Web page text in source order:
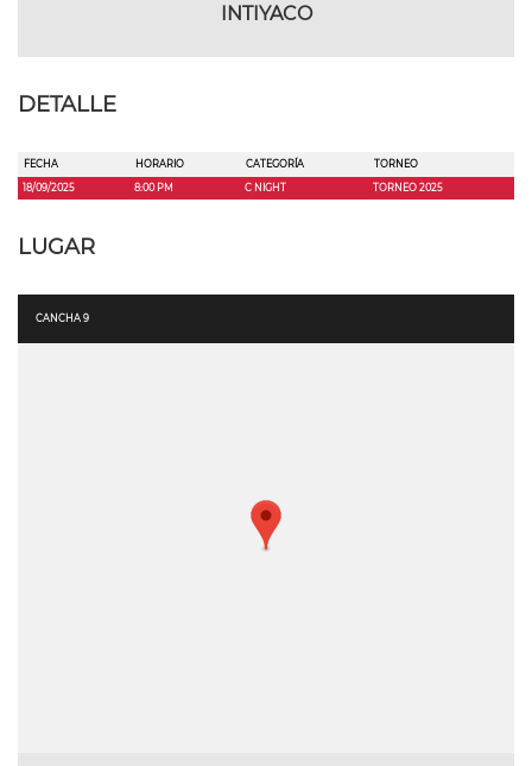
INTIYACO
DETALLE
FECHA HORARIO CATEGORÍA
TORNEO
18/09/2025
8:00 PM C NIGHT TORNEO 2025
LUGAR
CANCHA 9